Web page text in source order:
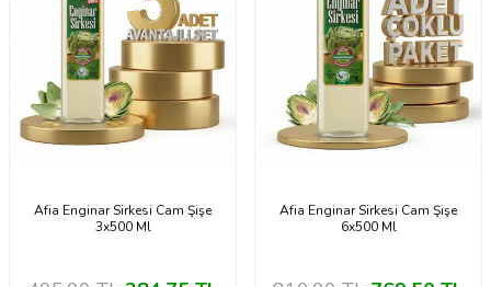
Afia Enginar Sirkesi Cam Şişe
3x500 Ml
Afia Enginar Sirkesi Cam Şişe
6x500 Ml